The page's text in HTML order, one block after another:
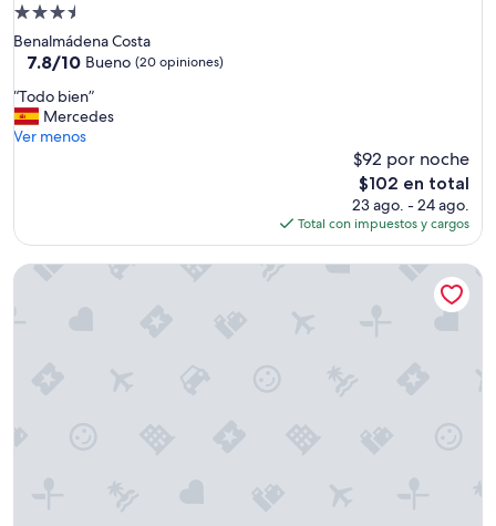
Propiedad
de
3.5
Benalmádena Costa
7.8
10,
Bueno,
(20
7.8/10 Bueno (20 opiniones)
“
T
o
e
”
“Todo bien”
Mercedes
Ver menos
$92 por noche
El
precio
actual
es
de
$102 en total
23 ago. - 24 ago.
Total con impuestos y cargos
MS Apartamentos Puerto Marina